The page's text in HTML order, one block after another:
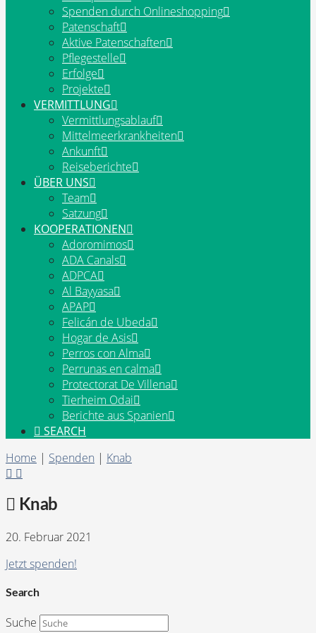
Spenden durch Onlineshopping
Patenschaft
Aktive Patenschaften
Pflegestelle
Erfolge
Projekte
VERMITTLUNG
Vermittlungsablauf
Mittelmeerkrankheiten
Ankunft
Reiseberichte
ÜBER UNS
Team
Satzung
KOOPERATIONEN
Adoromimos
ADA Canals
ADPCA
Al Bayyasa
APAP
Felicán de Ubeda
Hogar de Asis
Perros con Alma
Perrunas en calma
Protectorat De Villena
Tierheim Odai
Berichte aus Spanien
SEARCH
Home | Spenden | Knab
Knab
20. Februar 2021
Jetzt spenden!
Search
Suche